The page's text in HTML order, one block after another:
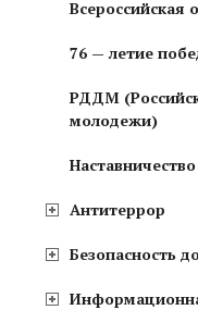
Всероссийская
76 — летие
РДДМ
молодежи)
Наставничество
Антитеррор
Безопасность